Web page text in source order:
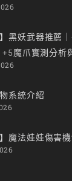
】黑妖武器推薦
魔爪實測分析
系統介紹
】魔法娃娃傷害